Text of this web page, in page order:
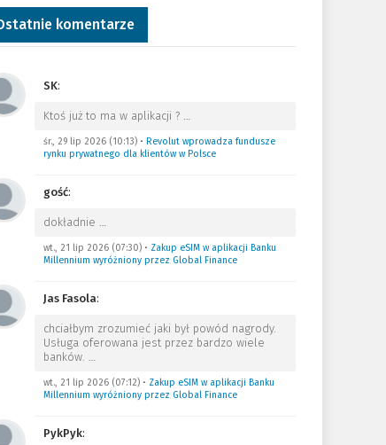
komentarze
SK:
Ktoś już to ma w aplikacji ? …
śr., 29 lip 2026 (10:13)• Revolut wprowadza fundusze
rynku prywatnego dla klientów w Polsce
gość:
dokładnie …
wt., 21 lip 2026 (07:30)• Zakup eSIM w aplikacji Banku
Millennium wyróżniony przez Global Finance
Jas Fasola:
chciałbym zrozumieć jaki był powód nagrody.
Usługa oferowana jest przez bardzo wiele
banków. …
wt., 21 lip 2026 (07:12)• Zakup eSIM w aplikacji Banku
Millennium wyróżniony przez Global Finance
PykPyk: